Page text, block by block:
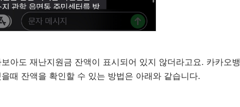
아도 재난지원금 잔액이 표시되어 있지 않더라고요. 카카오뱅
때 잔액을 확인할 수 있는 방법은 아래와 같습니다.